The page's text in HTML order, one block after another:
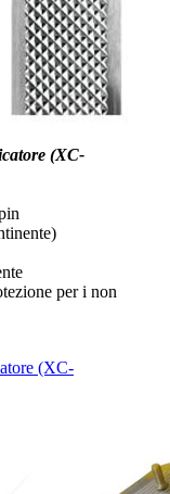
(XC-
per i non
(XC-